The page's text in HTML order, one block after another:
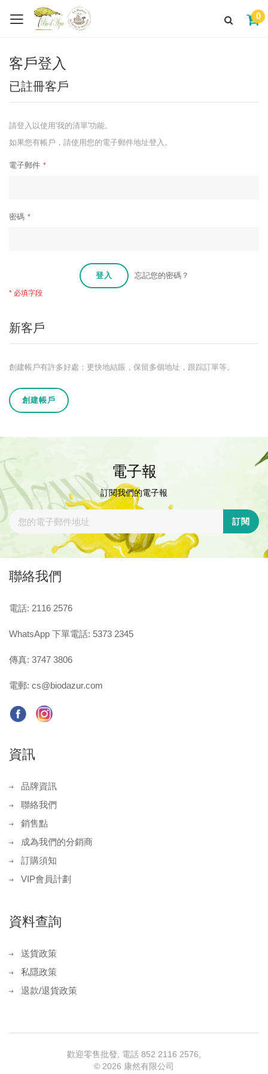
0
客戶登入
已註冊客戶
請登入以使用'我的清單'功能。
如果您有帳戶，請使用您的電子郵件地址登入。
電子郵件
密碼
登入 忘記您的密碼？
新客戶
創建帳戶有許多好處：更快地結賬，保留多個地址，跟踪訂單等。
創建帳戶
電子報
訂閱我們的電子報
訂閱
聯絡我們
電話: 2116 2576
WhatsApp 下單電話: 5373 2345
傳真: 3747 3806
電郵: cs@biodazur.com
資訊
品牌資訊
聯絡我們
銷售點
成為我們的分銷商
訂購須知
VIP會員計劃
資料查詢
送貨政策
私隱政策
退款/退貨政策
歡迎零售批發, 電話 852 2116 2576,
© 2026 康然有限公司